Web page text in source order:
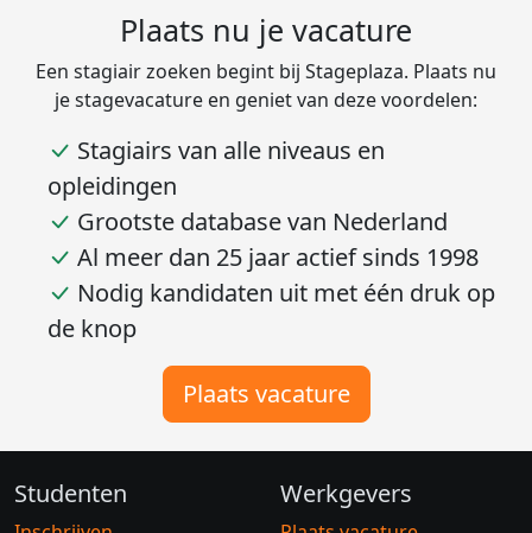
Plaats nu je vacature
Een stagiair zoeken begint bij Stageplaza. Plaats nu
je stagevacature en geniet van deze voordelen:
Stagiairs van alle niveaus en
opleidingen
Grootste database van Nederland
Al meer dan 25 jaar actief sinds 1998
Nodig kandidaten uit met één druk op
de knop
Plaats vacature
Studenten Werkgevers